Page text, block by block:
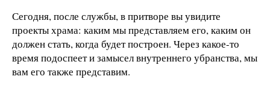
Сегодня, после службы, в притворе вы увидите
проекты храма: каким мы представляем его, каким он
должен стать, когда будет построен. Через какое-то
время подоспеет и замысел внутреннего убранства, мы
вам его также представим.